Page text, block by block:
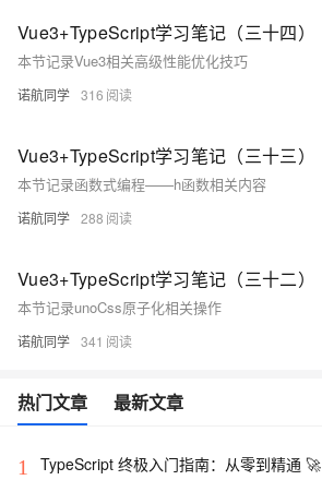
Vue3+TypeScript学习笔记（三十四）
本节记录Vue3相关高级性能优化技巧
诺航同学 316
Vue3+TypeScript学习笔记（三十三）
本节记录函数式编程——h函数相关内容
诺航同学 288
Vue3+TypeScript学习笔记（三十二）
本节记录unoCss原子化相关操作
诺航同学 341
热门文章 最新文章
1 TypeScript 终极入门指南：从零到精通 🚀